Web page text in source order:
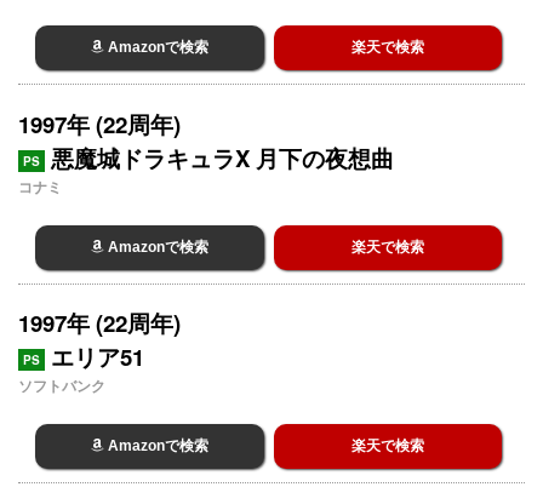
Amazonで検索 楽天で検索
1997年 (22周年)
PS 悪魔城ドラキュラX 月下の夜想曲
コナミ
Amazonで検索 楽天で検索
1997年 (22周年)
PS エリア51
ソフトバンク
Amazonで検索 楽天で検索